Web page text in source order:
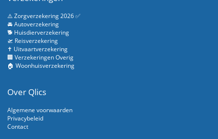
⚠️ Zorgverzekering 2026 ✅
🚘 Autoverzekering
🐕 Huisdierverzekering
🛫 Reisverzekering
✝️ Uitvaartverzekering
🏢 Verzekeringen Overig
🏠 Woonhuisverzekering
Over Qlics
Algemene voorwaarden
Privacybeleid
Contact